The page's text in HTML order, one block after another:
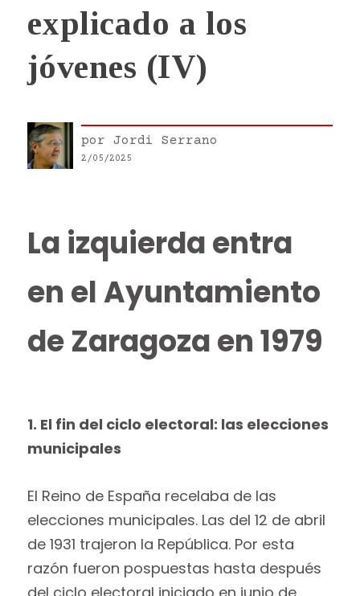
explicado a los
jóvenes (IV)
por Jordi Serrano
2/05/2025
La izquierda entra
en el Ayuntamiento
de Zaragoza en 1979
1. El fin del ciclo electoral: las elecciones
municipales
El Reino de España recelaba de las
elecciones municipales. Las del 12 de abril
de 1931 trajeron la República. Por esta
razón fueron pospuestas hasta después